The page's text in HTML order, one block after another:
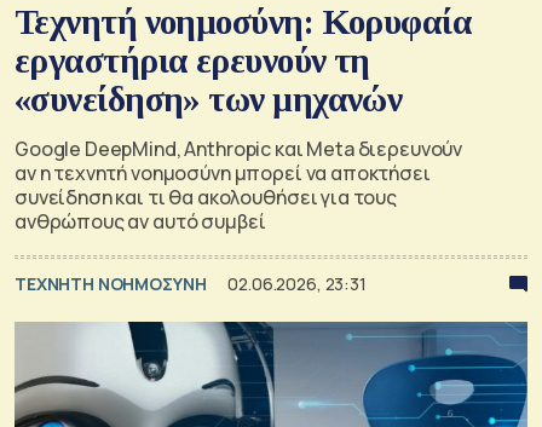
Τεχνητή νοημοσύνη: Κορυφαία
εργαστήρια ερευνούν τη
«συνείδηση» των μηχανών
Google DeepMind, Anthropic και Meta διερευνούν
αν η τεχνητή νοημοσύνη μπορεί να αποκτήσει
συνείδηση και τι θα ακολουθήσει για τους
ανθρώπους αν αυτό συμβεί
TΕΧΝΗΤΗ ΝΟΗΜΟΣΥΝΗ 02.06.2026, 23:31